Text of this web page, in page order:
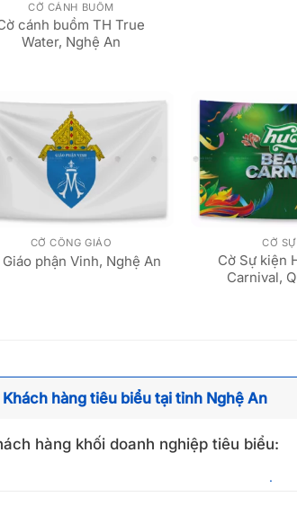
CỜ CÁNH BUỒM
cánh buồm TH True
Water, Nghệ An
CỜ CÔNG GIÁO
Giáo phận Vinh, Nghệ An
CỜ
Cờ Sự kiện
Carnival,
Khách hàng tiêu biểu tại tỉnh Nghệ An
hàng khối doanh nghiệp tiêu biểu:
.